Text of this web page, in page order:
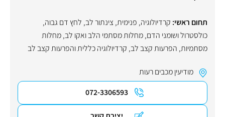
תחום ראשי: קרדיולוגיה, פנימית, צינתור לב, לחץ דם גבוה,
כולסטרול ושומני הדם,מחלות מסתמי הלב ואקו לב,מחלות
מסתמיות, הפרעות קצב לב, קרדיולוגיה כללית והפרעות קצב לב
מודיעין מכבים רעות
072-3306593